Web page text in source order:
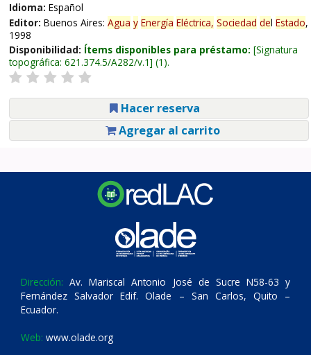
Idioma: Español
Editor: Buenos Aires: Agua y Energía Eléctrica, Sociedad del Estado,
1998
Disponibilidad: Ítems disponibles para préstamo: Signatura
topográfica: 621.374.5/A282/v.1 (1).
Hacer reserva
Agregar al carrito
Dirección: Av. Mariscal Antonio José de Sucre N58-63 y
Fernández Salvador Edif. Olade – San Carlos, Quito –
Ecuador.
Web: www.olade.org